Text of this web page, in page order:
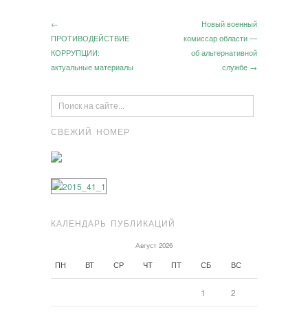
←
ПРОТИВОДЕЙСТВИЕ
КОРРУПЦИИ:
актуальные материалы
Новый военный
комиссар области —
об альтернативной
службе →
СВЕЖИЙ НОМЕР
КАЛЕНДАРЬ ПУБЛИКАЦИЙ
Август 2026
ПН ВТ СР ЧТ ПТ СБ ВС
1 2